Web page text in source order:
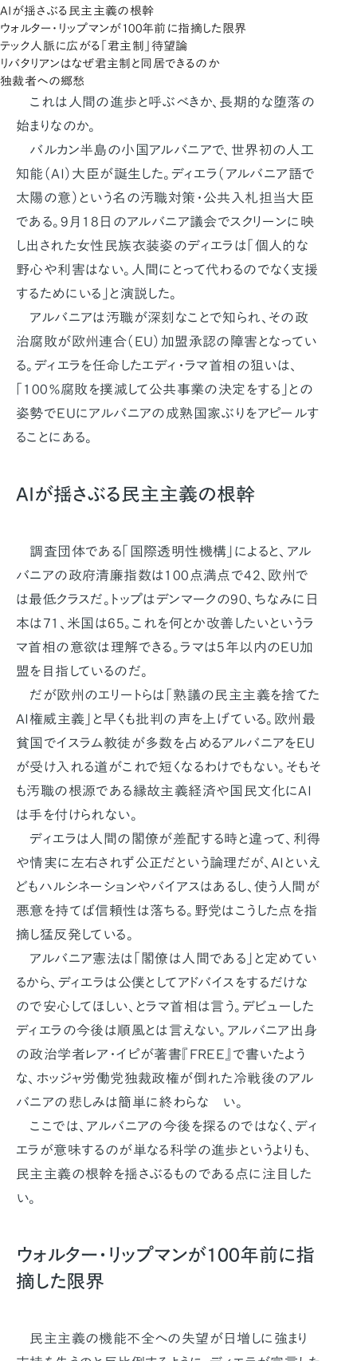
AIが揺さぶる民主主義の根幹
ウォルター・リップマンが100年前に指摘した限界
テック人脈に広がる「君主制」待望論
リバタリアンはなぜ君主制と同居できるのか
独裁者への郷愁
これは人間の進歩と呼ぶべきか、長期的な堕落の
始まりなのか。
バルカン半島の小国アルバニアで、世界初の人工
知能（AI）大臣が誕生した。ディエラ（アルバニア語で
太陽の意）という名の汚職対策・公共入札担当大臣
である。9月18日のアルバニア議会でスクリーンに映
し出された女性民族衣装姿のディエラは「個人的な
野心や利害はない。人間にとって代わるのでなく支援
するためにいる」と演説した。
アルバニアは汚職が深刻なことで知られ、その政
治腐敗が欧州連合（EU）加盟承認の障害となってい
る。ディエラを任命したエディ・ラマ首相の狙いは、
「100％腐敗を撲滅して公共事業の決定をする」との
姿勢でEUにアルバニアの成熟国家ぶりをアピールす
ることにある。
AIが揺さぶる民主主義の根幹
調査団体である「国際透明性機構」によると、アル
バニアの政府清廉指数は100点満点で42、欧州で
は最低クラスだ。トップはデンマークの90、ちなみに日
本は71、米国は65。これを何とか改善したいというラ
マ首相の意欲は理解できる。ラマは5年以内のEU加
盟を目指しているのだ。
だが欧州のエリートらは「熟議の民主主義を捨てた
AI権威主義」と早くも批判の声を上げている。欧州最
貧国でイスラム教徒が多数を占めるアルバニアをEU
が受け入れる道がこれで短くなるわけでもない。そもそ
も汚職の根源である縁故主義経済や国民文化にAI
は手を付けられない。
ディエラは人間の閣僚が差配する時と違って、利得
や情実に左右されず公正だという論理だが、AIといえ
どもハルシネーションやバイアスはあるし、使う人間が
悪意を持てば信頼性は落ちる。野党はこうした点を指
摘し猛反発している。
アルバニア憲法は「閣僚は人間である」と定めてい
るから、ディエラは公僕としてアドバイスをするだけな
ので安心してほしい、とラマ首相は言う。デビューした
ディエラの今後は順風とは言えない。アルバニア出身
の政治学者レア・イピが著書『FREE』で書いたよう
な、ホッジャ労働党独裁政権が倒れた冷戦後のアル
バニアの悲しみは簡単に終わらな い。
ここでは、アルバニアの今後を探るのではなく、ディ
エラが意味するのが単なる科学の進歩というよりも、
民主主義の根幹を揺さぶるものである点に注目した
い。
ウォルター・リップマンが100年前に指
摘した限界
民主主義の機能不全への失望が日増しに強まり